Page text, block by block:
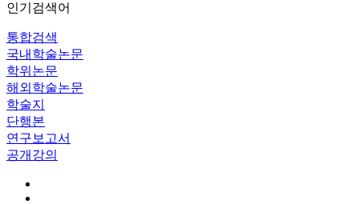
인기검색어
통합검색
국내학술논문
학위논문
해외학술논문
학술지
단행본
연구보고서
공개강의